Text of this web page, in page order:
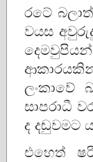
රටේ
වයස
ලංකාවේ
සාපරාධී
ද දඬුවමට
එහෙත්